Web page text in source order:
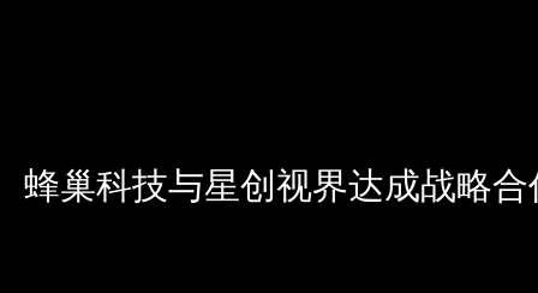
蜂巢科技与星创视界达成战略